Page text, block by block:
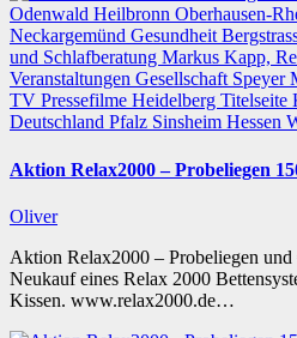
Odenwald Heilbronn Oberhausen-
Neckargemünd Gesundheit
und Schlafberatung Markus Kapp,
Veranstaltungen Gesellschaft Speyer
TV Pressefilme Heidelberg Titelseite
Deutschland Pfalz Sinsheim Hessen
Aktion Relax2000 – Probeliegen
Oliver
Aktion Relax2000 – Probeliegen und
Neukauf eines Relax 2000
Kissen. www.relax2000.de…